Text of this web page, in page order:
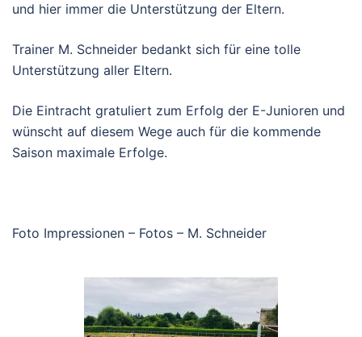
und hier immer die Unterstützung der Eltern.
Trainer M. Schneider bedankt sich für eine tolle
Unterstützung aller Eltern.
Die Eintracht gratuliert zum Erfolg der E-Junioren und
wünscht auf diesem Wege auch für die kommende
Saison maximale Erfolge.
Foto Impressionen – Fotos – M. Schneider